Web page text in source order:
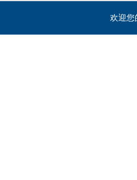
欢迎您